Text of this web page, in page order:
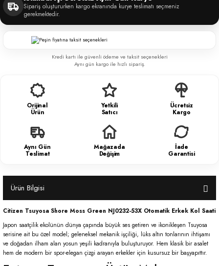
Sipariş oluştururken kargo ekranında kurye teslimatı seçmeniz
gerekmektedir.
Kredi kartı ile güvenli ödeme ve taksit seçenekleri
Aynı gün kargo ile hızlı sipariş.
Orijinal
Ürün
Yetkili
Satıcı
Ücretsiz
Kargo
Aynı Gün
Teslimat
Mağazada
Değişim
İade
Garantisi
Ürün Bilgisi
Citizen Tsuyosa Shore Moss Green NJ0232-53X Otomatik Erkek Kol Saati
Japon saatçilik ekolünün dünya çapında büyük ses getiren ve ikonikleşen Tsuyosa
serisine ait bu özel model; geleneksel mekanik işçiliği, lüks altın tonlarının ihtişamı
ve doğadan ilham alan yosun yeşili kadranıyla buluşturuyor. Hem klasik bir asalet
hem de modern bir spor-elegan çizgi arayan erkekler için kusursuz bir başyapıttır.